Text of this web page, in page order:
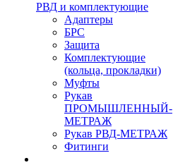
РВД и комплектующие
Адаптеры
БРС
Защита
Комплектующие
(кольца, прокладки)
Муфты
Рукав
ПРОМЫШЛЕННЫЙ-
МЕТРАЖ
Рукав РВД-МЕТРАЖ
Фитинги